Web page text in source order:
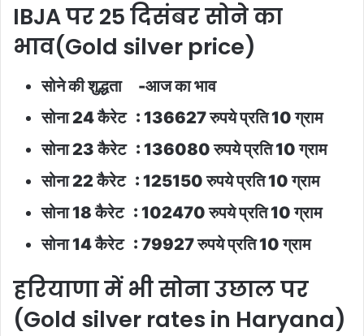
IBJA पर 25 दिसंबर सोने का
भाव(Gold silver price)
सोने की शुद्धता -आज का भाव
सोना 24 कैरेट : 136627 रुपये प्रति 10 ग्राम
सोना 23 कैरेट : 136080 रुपये प्रति 10 ग्राम
सोना 22 कैरेट : 125150 रुपये प्रति 10 ग्राम
सोना 18 कैरेट : 102470 रुपये प्रति 10 ग्राम
सोना 14 कैरेट : 79927 रुपये प्रति 10 ग्राम
हरियाणा में भी सोना उछाल पर
(Gold silver rates in Haryana)